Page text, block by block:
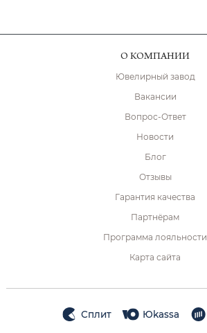
О КОМПАНИИ
Ювелирный завод
Вакансии
Вопрос-Ответ
Новости
Блог
Отзывы
Гарантия качества
Партнёрам
Программа лояльности
Карта сайта
Сплит Юkassa